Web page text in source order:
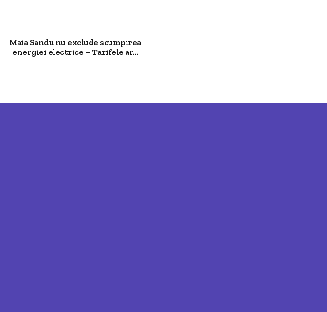
Maia Sandu nu exclude scumpirea
energiei electrice – Tarifele ar...